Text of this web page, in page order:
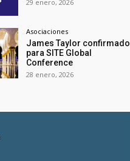
29 enero, 2026
Asociaciones
James Taylor confirmado
para SITE Global
Conference
28 enero, 2026